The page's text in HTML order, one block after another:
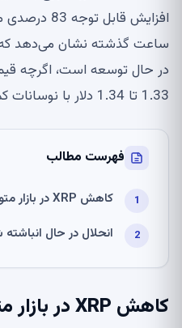
ساعت گذشته نشان می‌دهد
در حال توسعه است، اگرچه
1.33 تا 1.34 دلار با نوسانات کمی در نوسان است.
فهرست مطالب
کاهش XRP در بازار متوقف نشد
انحلال در حال
کاهش XRP در بازار متوقف نشد